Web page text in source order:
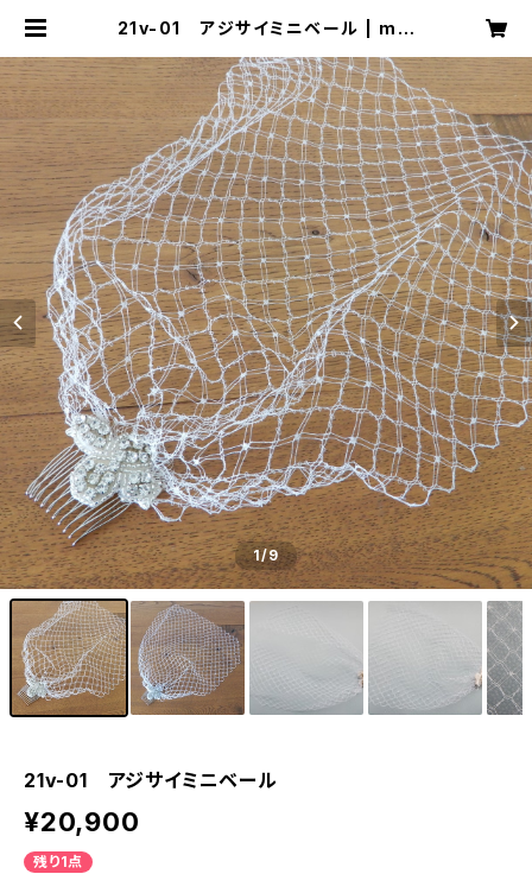
21v-01 アジサイミニベール | mik
1/9
21v-01 アジサイミニベール
¥20,900
残り1点